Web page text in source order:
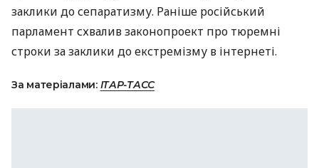
заклики до сепаратизму. Раніше російський
парламент схвалив законопроект про тюремні
строки за заклики до екстремізму в інтернеті.
За матеріалами: ІТАР-ТАСС